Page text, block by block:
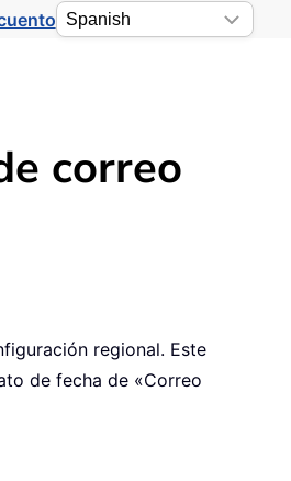
correo
regional. Este
de fecha de «Correo